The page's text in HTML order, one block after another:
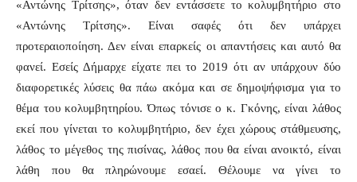
«Αντώνης Τρίτσης», όταν δεν εντάσσετε το κολυμβητήριο στο
«Αντώνης Τρίτσης». Είναι σαφές ότι δεν υπάρχει
προτεραιοποίηση. Δεν είναι επαρκείς οι απαντήσεις και αυτό θα
φανεί. Εσείς Δήμαρχε είχατε πει το 2019 ότι αν υπάρχουν δύο
διαφορετικές λύσεις θα πάω ακόμα και σε δημοψήφισμα για το
θέμα του κολυμβητηρίου. Όπως τόνισε ο κ. Γκόνης, είναι λάθος
εκεί που γίνεται το κολυμβητήριο, δεν έχει χώρους στάθμευσης,
λάθος το μέγεθος της πισίνας, λάθος που θα είναι ανοικτό, είναι
λάθη που θα πληρώνουμε εσαεί. Θέλουμε να γίνει το